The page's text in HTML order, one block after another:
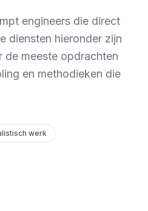
engineers die direct
diensten hieronder zijn
de meeste opdrachten
en methodieken die
werk